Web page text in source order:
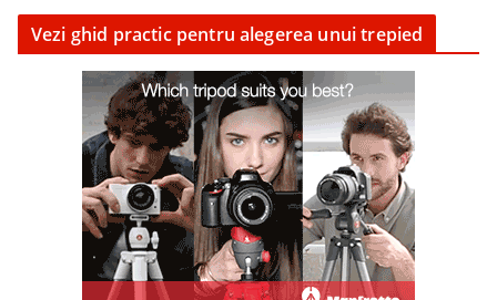
u
Vezi ghid practic pentru alegerea unui trepied